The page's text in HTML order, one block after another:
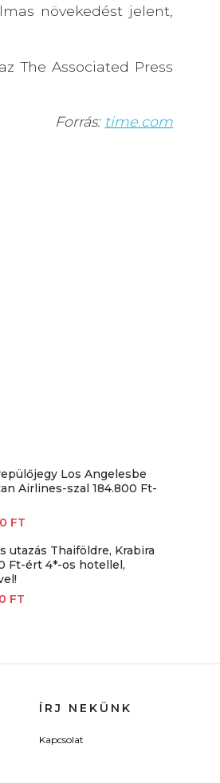
növekedést jelent,
The Associated Press
Forrás: time.com
Los Angelesbe
Airlines-szal 184.800 Ft-
FT
utazás Thaiföldre, Krabira
Ft-ért 4*-os hotellel,
FT
ÍRJ NEKÜNK
Kapcsolat